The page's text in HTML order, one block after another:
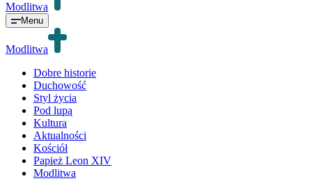
Modlitwa
Menu
Modlitwa
Dobre historie
Duchowość
Styl życia
Pod lupą
Kultura
Aktualności
Kościół
Papież Leon XIV
Modlitwa